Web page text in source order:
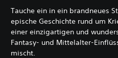
Tauche ein in ein brandneues
epische Geschichte rund um
einer einzigartigen und
Fantasy- und Mittelalter-
mischt.